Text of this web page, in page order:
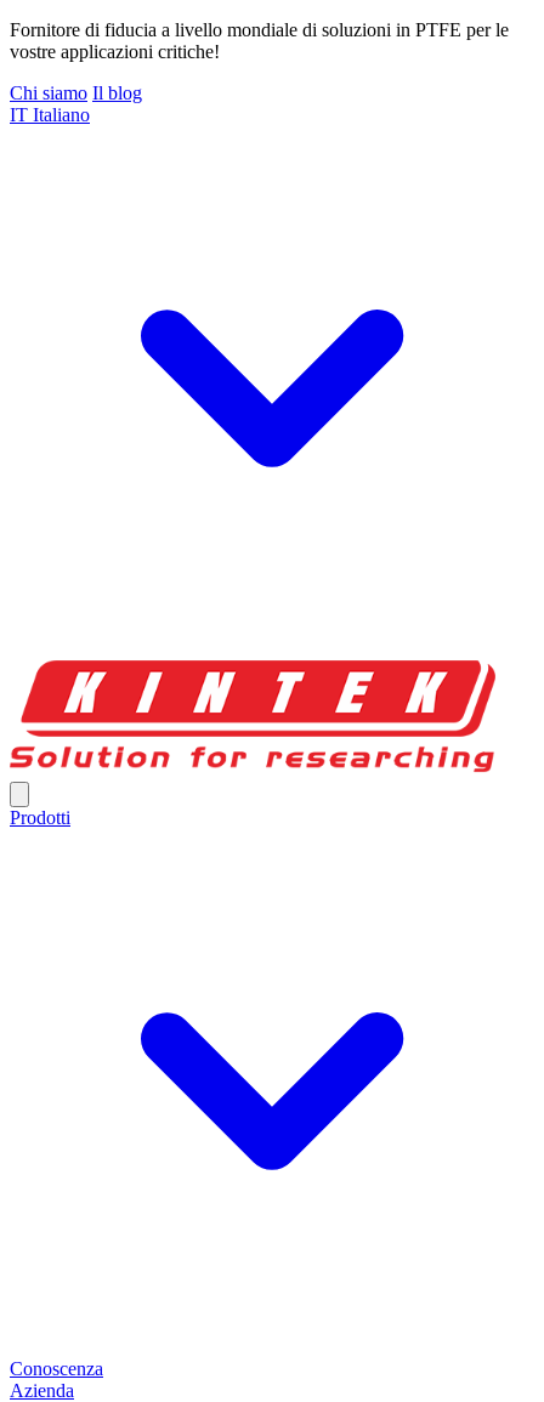
Fornitore di fiducia a livello mondiale di soluzioni in PTFE per le
vostre applicazioni critiche!
Chi siamo Il blog
IT Italiano
Prodotti
Conoscenza
Azienda